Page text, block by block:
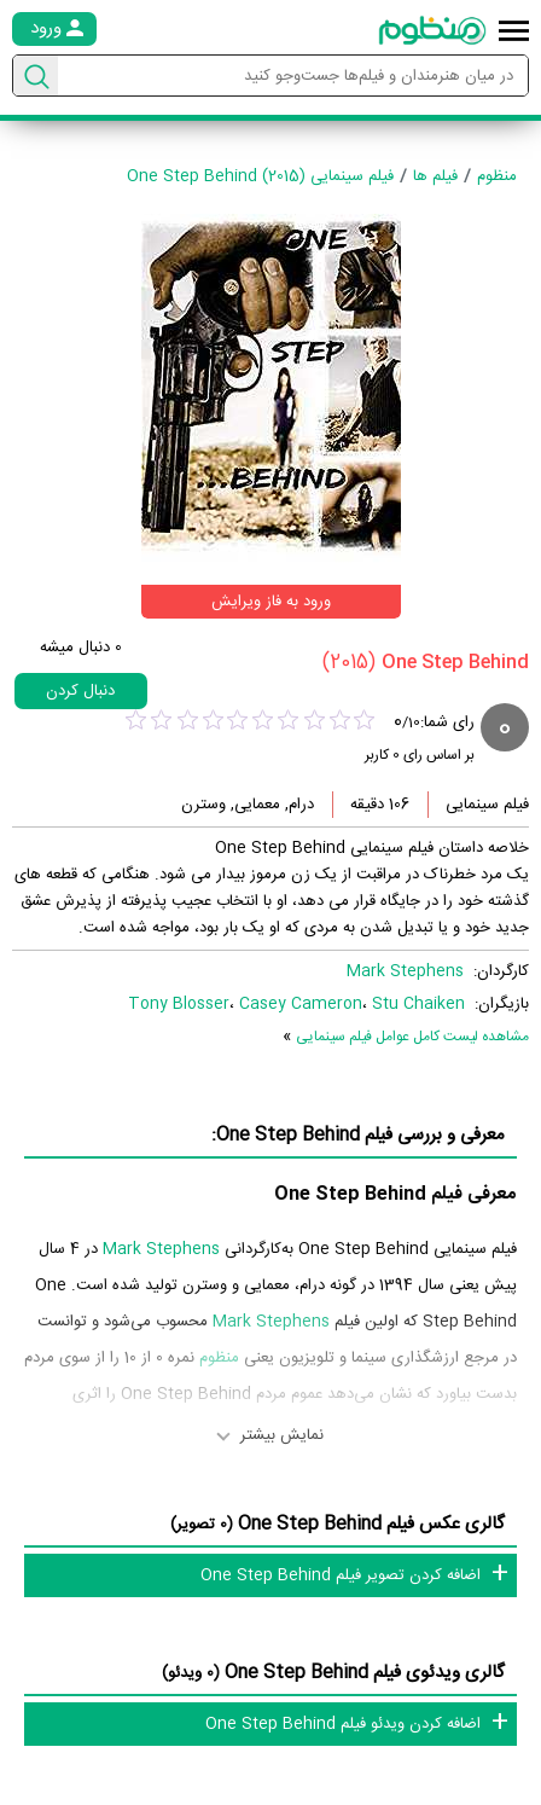
ورود
منظوم فیلم ها فیلم سینمایی One Step Behind (2015)
ورود به فاز ویرایش
(2015)
0 دنبال میشه
دنبال کردن
0 رای شما: 0/10
بر اساس رای 0کاربر
فیلم سینمایی 106 دقیقه
درام, معمایی, وسترن
خلاصه داستان فیلم سینمایی One Step Behind
یک مرد خطرناک در مراقبت از یک زن مرموز بیدار می شود. هنگامی که قطعه های
گذشته خود را در جایگاه قرار می دهد، او با انتخاب عجیب پذیرفته از پذیرش عشق
جدید خود و یا تبدیل شدن به مردی که او یک بار بود، مواجه شده است.
کارگردان: Mark Stephens
بازیگران:
Tony Blosser، Casey Cameron، Stu Chaiken
مشاهده لیست کامل عوامل فیلم سینمایی »
معرفی و بررسی فیلم One Step Behind:
معرفی فیلم One Step Behind
فیلم سینمایی One Step Behind به‌کارگردانی Mark Stephens
در 4 سال
پیش یعنی سال 1394 در گونه درام، معمایی و وسترن تولید شده است. One
Step Behind که اولین فیلم
Mark Stephens محسوب می‌شود و توانست
در مرجع ارزشگذاری سینما و تلویزیون یعنی منظوم
نمره 0 از 10 را از سوی مردم
بدست بیاورد که نشان می‌دهد عموم مردم One Step Behind را اثری
بی‌ارزش و بسیار بد ارزیابی می‌کنند.
بازیگران فیلم One Step Behind چه کسانی هستند؟ در One Step Behind
بازیگرانی چونTony Blosserدر نقش Glen،Casey Cameron
Harvey Dablingدر نقش Terry و Carolin Feigs
در نقش Isabella
نمایش بیشتر
گالری عکس فیلم One Step Behind
(0 تصویر)
اضافه کردن تصویر فیلم One Step Behind
گالری ویدئوی فیلم One Step Behind
(0 ویدئو)
اضافه کردن ویدئو فیلم One Step Behind